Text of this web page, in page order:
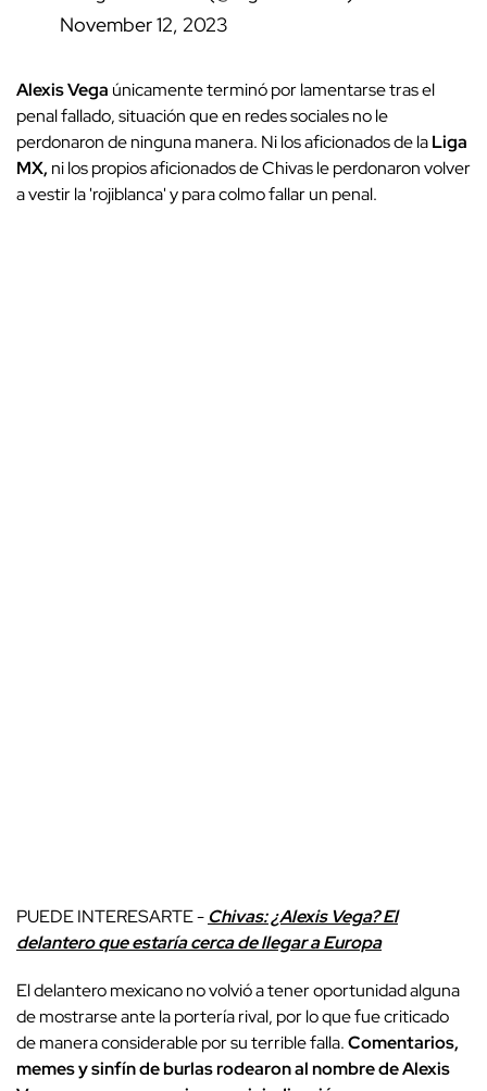
November 12, 2023
Alexis Vega únicamente terminó por lamentarse tras el
penal fallado, situación que en redes sociales no le
perdonaron de ninguna manera. Ni los aficionados de laLiga
MX, ni los propios aficionados de Chivas le perdonaron volver
a vestir la 'rojiblanca' y para colmo fallar un penal.
PUEDE INTERESARTE -Chivas: ¿Alexis Vega? El
delantero que estaría cerca de llegar a Europa
El delantero mexicano no volvió a tener oportunidad alguna
de mostrarse ante la portería rival, por lo que fue criticado
de manera considerable por su terrible falla.Comentarios,
memes y sinfín de burlas rodearon al nombre de Alexis